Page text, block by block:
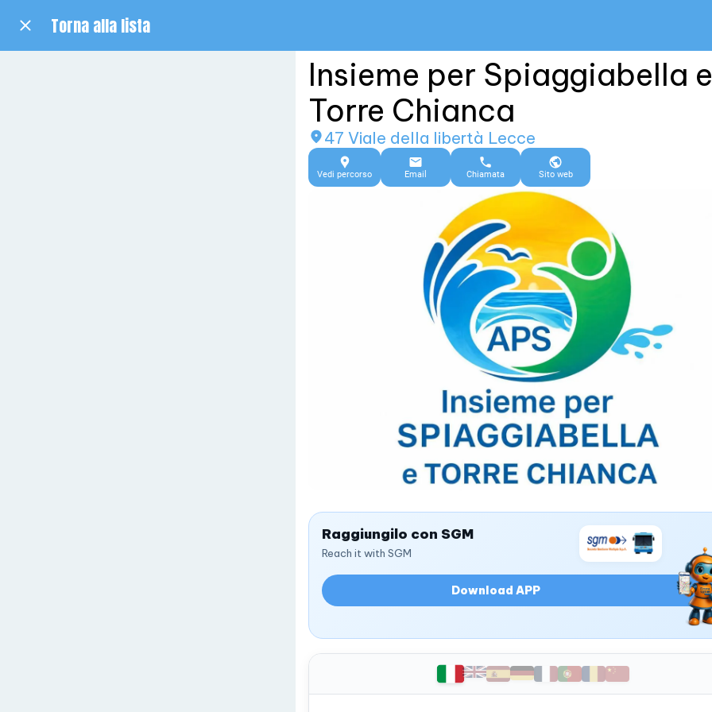
Torna alla lista
Insieme per Spiaggiabella e
Torre Chianca
47 Viale della libertà Lecce
Vedi percorso Email Chiamata Sito web
Raggiungilo con SGM
Reach it with SGM
Download APP